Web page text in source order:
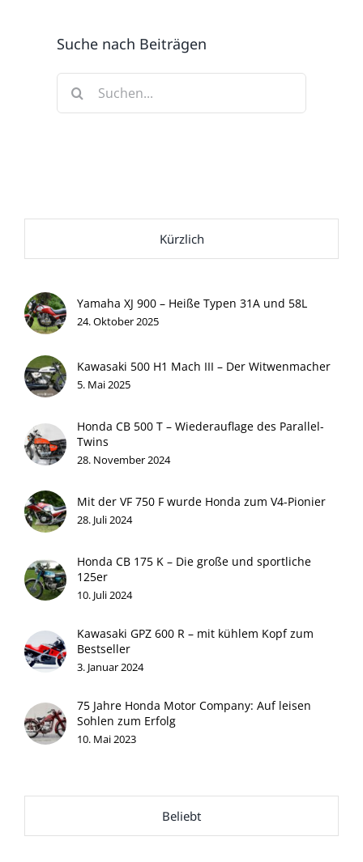
Suche nach Beiträgen
nach:
Kürzlich
Yamaha XJ 900 – Heiße Typen 31A und 58L
24. Oktober 2025
Kawasaki 500 H1 Mach III – Der Witwenmacher
5. Mai 2025
Honda CB 500 T – Wiederauflage des Parallel-
Twins
28. November 2024
Mit der VF 750 F wurde Honda zum V4-Pionier
28. Juli 2024
Honda CB 175 K – Die große und sportliche
125er
10. Juli 2024
Kawasaki GPZ 600 R – mit kühlem Kopf zum
Bestseller
3. Januar 2024
75 Jahre Honda Motor Company: Auf leisen
Sohlen zum Erfolg
10. Mai 2023
Beliebt